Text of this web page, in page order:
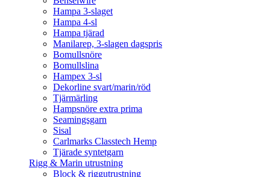
Hampa 3-slaget
Hampa 4-sl
Hampa tjärad
Manilarep, 3-slagen dagspris
Bomullsnöre
Bomullslina
Hampex 3-sl
Dekorline svart/marin/röd
Tjärmärling
Hampsnöre extra prima
Seamingsgarn
Sisal
Carlmarks Classtech Hemp
Tjärade syntetgarn
Rigg & Marin utrustning
Block & riggutrustning